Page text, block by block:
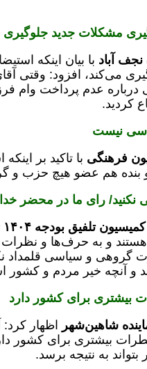
مشکلات جدید جلوگیری
نجف آباد با بیان اینکه
می‌کند، افزود: وقتی
عدم پرداخت وام
کردید.
نیست
فرهنگی با تاکید بر
بنده هم عضو هیچ حزب و
نکنید/ رای ما در محضر
تلفیق بودجه ۱۴۰۴
و به حرف‌ها و نظرات
گروهی و سیاسی قلمداد
و آنچه خیر مردم و کشور
بیشتری برای کشور دارد
شاهین‌شهر
اظهار
بیشتری برای کشور
به نتیجه برسد.